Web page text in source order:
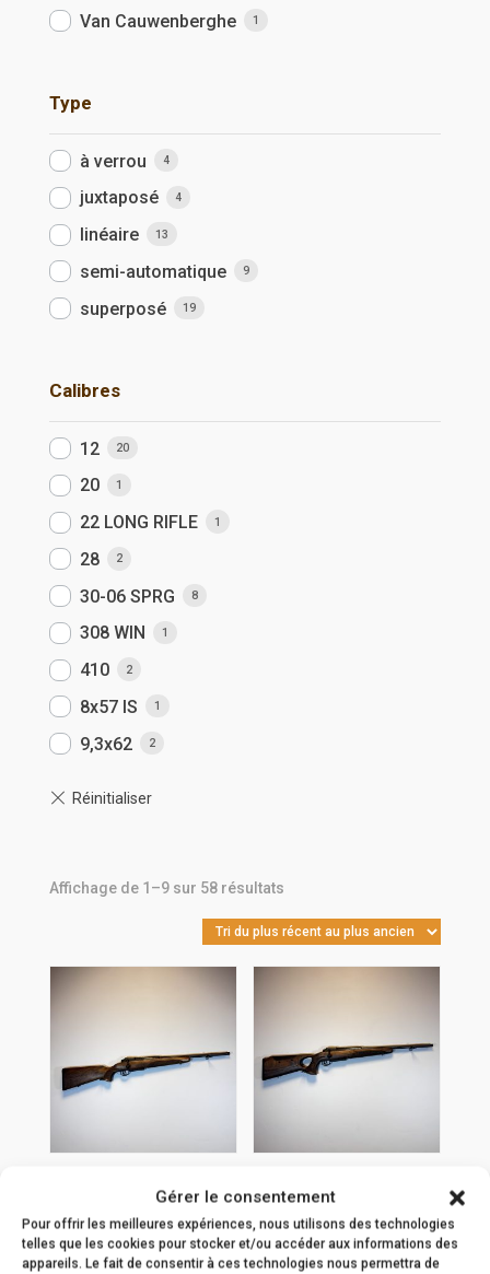
Gérer le consentement
Pour offrir les meilleures expériences, nous utilisons des technologies
telles que les cookies pour stocker et/ou accéder aux informations des
appareils. Le fait de consentir à ces technologies nous permettra de
Van Cauwenberghe 1
Type
à verrou 4
juxtaposé 4
linéaire 13
semi-automatique 9
superposé 19
Calibres
12 20
20 1
22 LONG RIFLE 1
28 2
30-06 SPRG 8
308 WIN 1
410 2
8x57 IS 1
9,3x62 2
Affichage de 1–9 sur 58 résultatsTrié
du
plus
ancien
Carabine Mauser
SPRG
Carabine Mauser
SPRG